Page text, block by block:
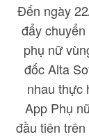
Đến ngày
đẩy
phụ nữ
đốc Alta
nhau thực
App Phụ
đầu tiên